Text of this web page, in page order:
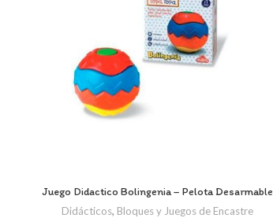
Juego Didactico Bolingenia – Pelota Desarmable
Didácticos, Bloques y Juegos de Encastre